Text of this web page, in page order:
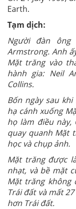
Earth.
Tạm dịch:
Người đàn
Armstrong. Anh
Mặt trăng vào
hành gia: Neil
Collins.
Bốn ngày sau
hạ cánh xuống
họ làm điều
quay quanh Mặt
học và chụp ảnh.
Mặt trăng được
nhạt, và bề mặt
Mặt trăng không
Trái đất và mất
hơn Trái đất.